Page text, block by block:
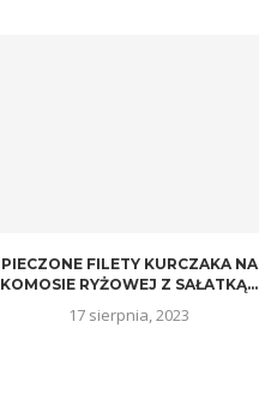
PIECZONE FILETY KURCZAKA NA
KOMOSIE RYŻOWEJ Z SAŁATKĄ...
17 sierpnia, 2023